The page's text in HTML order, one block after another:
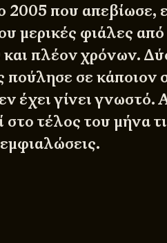
2005 που απεβίωσε,
μερικές φιάλες
και πλέον χρόνων.
πούλησε σε
έχει γίνει γνωστό.
στο τέλος του μήνα